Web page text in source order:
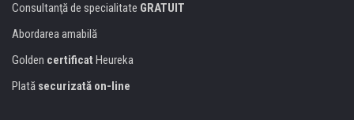
Consultanţă de specialitate GRATUIT
Abordarea amabilă
Golden certificat Heureka
Plată securizată on-line